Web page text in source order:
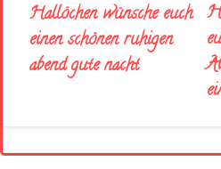
Hallöchen wünsche euch
einen schönen ruhigen
abend gute nacht